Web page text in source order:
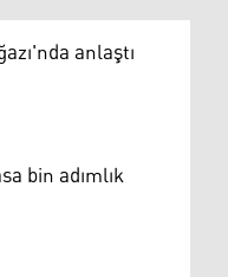
anlaştı
bin adımlık